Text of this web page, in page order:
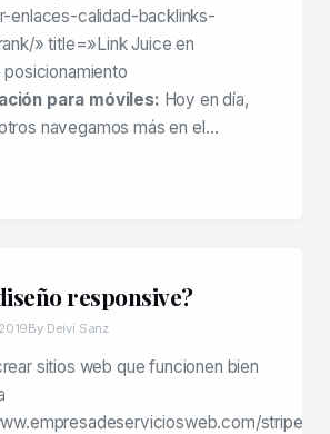
enlaces-calidad-backlinks-
» title=»Link Juice en
para móviles: Hoy en día,
navegamos más en el…
responsive?
By Deivi Sanz
sitios web que funcionen bien
stripe-